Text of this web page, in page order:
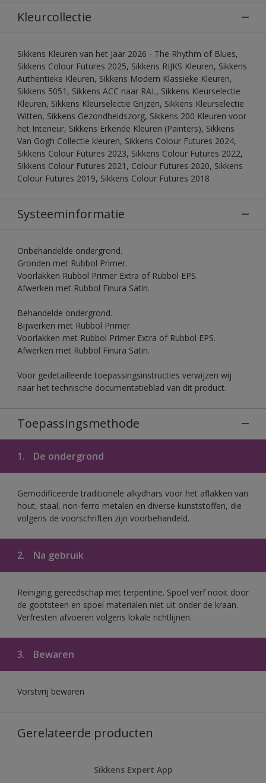
Kleurcollectie
Sikkens Kleuren van het Jaar 2026 - The Rhythm of Blues,
Sikkens Colour Futures 2025, Sikkens RIJKS Kleuren, Sikkens
Authentieke Kleuren, Sikkens Modern Klassieke Kleuren,
Sikkens 5051, Sikkens ACC naar RAL, Sikkens Kleurselectie
Kleuren, Sikkens Kleurselectie Grijzen, Sikkens Kleurselectie
Witten, Sikkens Gezondheidszorg, Sikkens 200 Kleuren voor
het Interieur, Sikkens Erkende Kleuren (Painters), Sikkens
Van Gogh Collectie kleuren, Sikkens Colour Futures 2024,
Sikkens Colour Futures 2023, Sikkens Colour Futures 2022,
Sikkens Colour Futures 2021, Colour Futures 2020, Sikkens
Colour Futures 2019, Sikkens Colour Futures 2018
Systeeminformatie
Onbehandelde ondergrond.
Gronden met Rubbol Primer.
Voorlakken Rubbol Primer Extra of Rubbol EPS.
Afwerken met Rubbol Finura Satin.
Behandelde ondergrond.
Bijwerken met Rubbol Primer.
Voorlakken met Rubbol Primer Extra of Rubbol EPS.
Afwerken met Rubbol Finura Satin.
Voor gedetailleerde toepassingsinstructies verwijzen wij
naar het technische documentatieblad van dit product.
Toepassingsmethode
1. De ondergrond
Gemodificeerde traditionele alkydhars voor het aflakken van
hout, staal, non-ferro metalen en diverse kunststoffen, die
volgens de voorschriften zijn voorbehandeld.
2. Na gebruik
Reiniging gereedschap met terpentine. Spoel verf nooit door
de gootsteen en spoel materialen niet uit onder de kraan.
Verfresten afvoeren volgens lokale richtlijnen.
3. Bewaren
Vorstvrij bewaren
Gerelateerde producten
Sikkens Expert App